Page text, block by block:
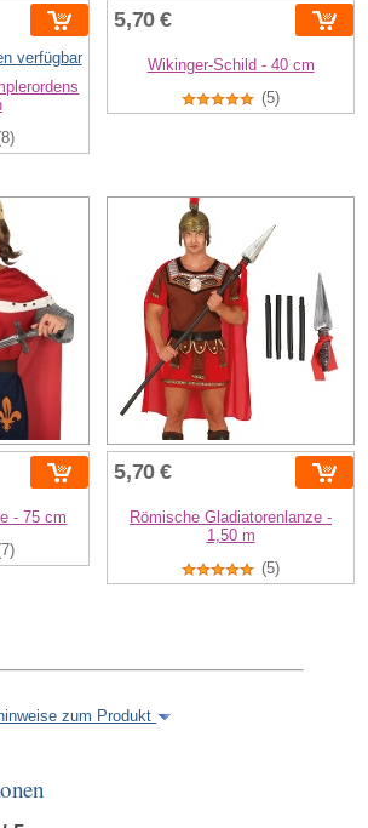
verfügbar
5,70 €
Wikinger-Schild - 40 cm
(5)
- 75 cm
5,70 €
Römische Gladiatorenlanze -
1,50 m
(5)
zum Produkt